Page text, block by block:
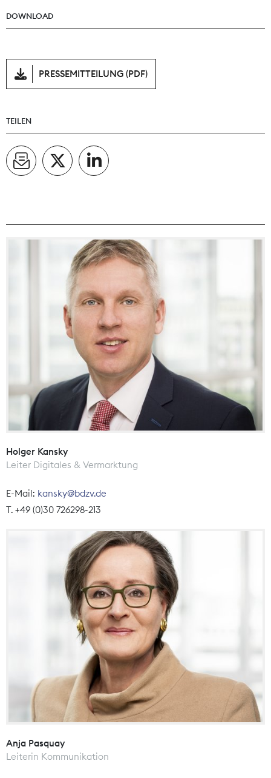
DOWNLOAD
PRESSEMITTEILUNG (PDF)
TEILEN
Holger Kansky
Leiter Digitales & Vermarktung
E-Mail: kansky@bdzv.de
T. +49 (0)30 726298-213
Anja Pasquay
Leiterin Kommunikation